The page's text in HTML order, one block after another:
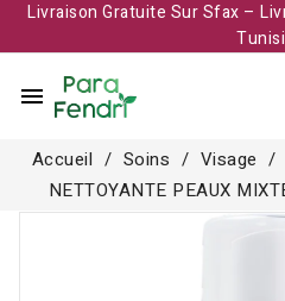
Livraison Gratuite Sur Sfax –
menu
Accueil Soins Visage
NETTOYANTE PEAUX